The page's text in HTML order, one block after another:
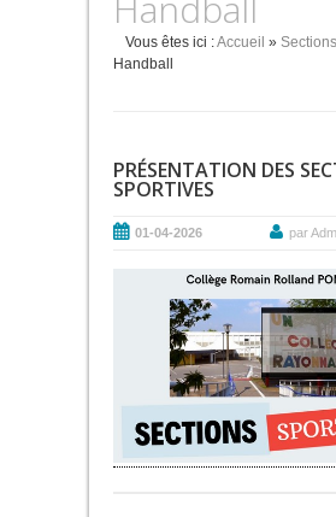
Vous êtes ici :Accueil »
Handball
PRÉSENTATION DES
SPORTIVES
01-04-2026 par